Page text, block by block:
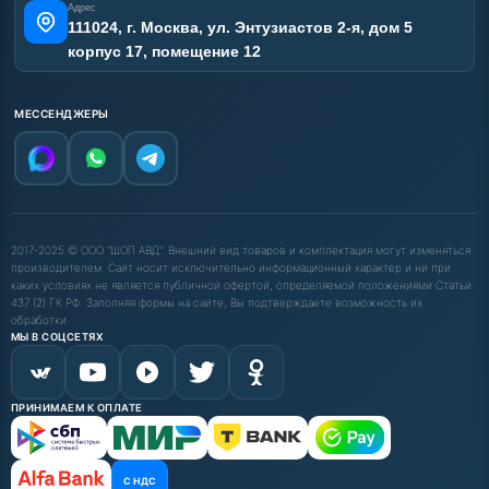
Адрес
111024, г. Москва, ул. Энтузиастов 2-я, дом 5
корпус 17, помещение 12
МЕССЕНДЖЕРЫ
2017-2025 © ООО "ШОП АВД". Внешний вид товаров и комплектация могут изменяться
производителем. Сайт носит исключительно информационный характер и ни при
каких условиях не является публичной офертой, определяемой положениями Статьи
437 (2) ГК РФ. Заполняя формы на сайте, Вы подтверждаете возможность их
обработки.
МЫ В СОЦСЕТЯХ
ПРИНИМАЕМ К ОПЛАТЕ
С НДС